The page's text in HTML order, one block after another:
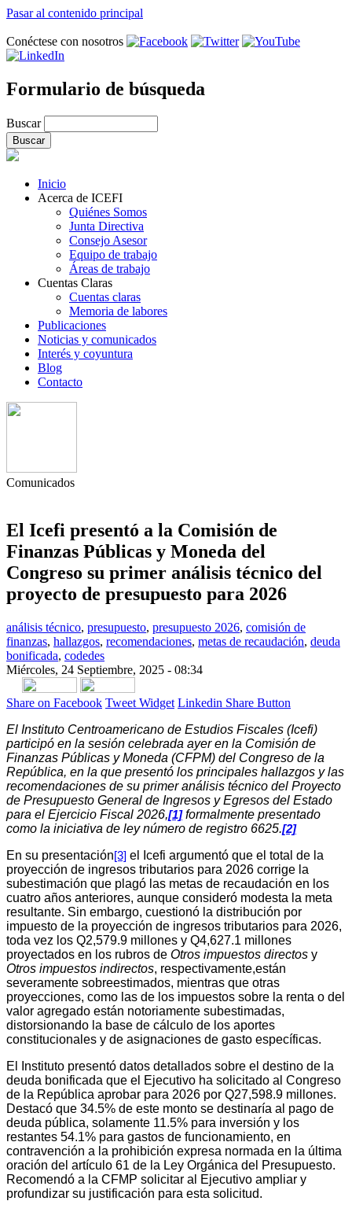
Pasar al contenido principal
Conéctese con nosotros
Formulario de búsqueda
Buscar
Inicio
Acerca de ICEFI
Quiénes Somos
Junta Directiva
Consejo Asesor
Equipo de trabajo
Áreas de trabajo
Cuentas Claras
Cuentas claras
Memoria de labores
Publicaciones
Noticias y comunicados
Interés y coyuntura
Blog
Contacto
Comunicados
El Icefi presentó a la Comisión de
Finanzas Públicas y Moneda del
Congreso su primer análisis técnico del
proyecto de presupuesto para 2026
análisis técnico, presupuesto, presupuesto 2026, comisión de
finanzas, hallazgos, recomendaciones, metas de recaudación, deuda
bonificada, codedes
Miércoles, 24 Septiembre, 2025 - 08:34
Share on Facebook Tweet Widget Linkedin Share Button
El Instituto Centroamericano de Estudios Fiscales (Icefi)
participó en la sesión celebrada ayer en la Comisión de
Finanzas Públicas y Moneda (CFPM) del Congreso de la
República, en la que presentó los principales hallazgos y las
recomendaciones de su primer análisis técnico del Proyecto
de Presupuesto General de Ingresos y Egresos del Estado
para el Ejercicio Fiscal 2026,[1] formalmente presentado
como la iniciativa de ley número de registro 6625.[2]
En su presentación[3] el Icefi argumentó que el total de la
proyección de ingresos tributarios para 2026 corrige la
subestimación que plagó las metas de recaudación en los
cuatro años anteriores, aunque consideró modesta la meta
resultante. Sin embargo, cuestionó la distribución por
impuesto de la proyección de ingresos tributarios para 2026,
toda vez los Q2,579.9 millones y Q4,627.1 millones
proyectados en los rubros de Otros impuestos directos y
Otros impuestos indirectos, respectivamente,están
severamente sobreestimados, mientras que otras
proyecciones, como las de los impuestos sobre la renta o del
valor agregado están notoriamente subestimadas,
distorsionando la base de cálculo de los aportes
constitucionales y de asignaciones de gasto específicas.
El Instituto presentó datos detallados sobre el destino de la
deuda bonificada que el Ejecutivo ha solicitado al Congreso
de la República aprobar para 2026 por Q27,598.9 millones.
Destacó que 34.5% de este monto se destinaría al pago de
deuda pública, solamente 11.5% para inversión y los
restantes 54.1% para gastos de funcionamiento, en
contravención a la prohibición expresa normada en la última
oración del artículo 61 de la Ley Orgánica del Presupuesto.
Recomendó a la CFMP solicitar al Ejecutivo ampliar y
profundizar su justificación para esta solicitud.